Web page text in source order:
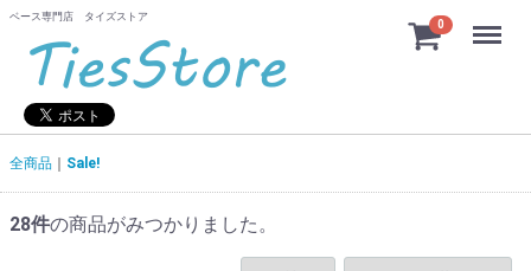
ベース専門店 タイズストア
0 Menu
全商品 Sale!
28件の商品がみつかりました。